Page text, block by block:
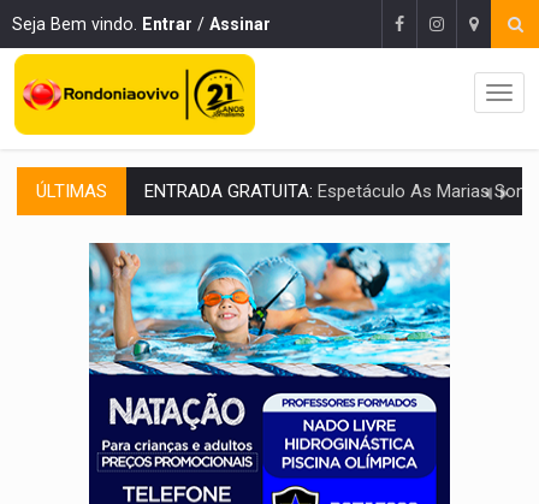
Seja Bem vindo. Entrar / Assinar
ÚLTIMAS VÍDEO:Três são presos após furto de motocicleta em frente
CELEBRAÇÃO:Cerejeiras completa 43 anos de emancipação com
SAÚDE:Anvisa desmente boato sobre presença de plástico ou
VÍDEO:Pitbulls fogem de residência e atacam casal de idosos
AÇÃO CONJUNTA:Forças policiais apreendem cerca de 1kg de
PF ESTÁ APURANDO:Flávio Bolsonaro escolhe Alfredo Gaspar como vice, alvo de
NO CENTRO: Colisão entre ônibus e carro provoca